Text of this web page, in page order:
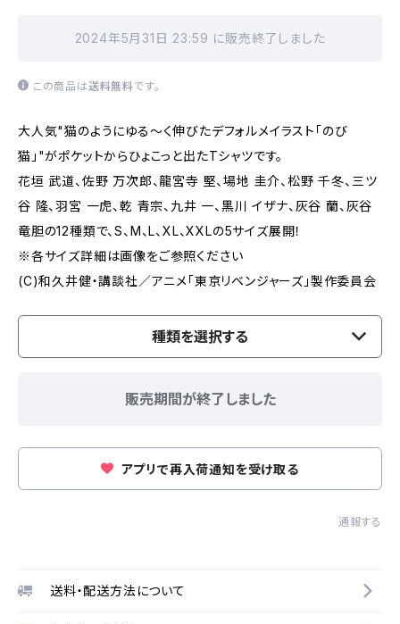
2024年5月31日 23:59 に販売終了しました
この商品は送料無料です。
大人気"猫のようにゆる〜く伸びたデフォルメイラスト「のび
猫」"がポケットからひょこっと出たTシャツです。
花垣 武道、佐野 万次郎、龍宮寺 堅、場地 圭介、松野 千冬、三ツ
谷 隆、羽宮 一虎、乾 青宗、九井 一、黒川 イザナ、灰谷 蘭、灰谷
竜胆の12種類で、S、M、L、XL、XXLの5サイズ展開！
※各サイズ詳細は画像をご参照ください
(C)和久井健・講談社／アニメ「東京リベンジャーズ」製作委員会
種類を選択する
販売期間が終了しました
アプリで再入荷通知を受け取る
通報する
送料・配送方法について